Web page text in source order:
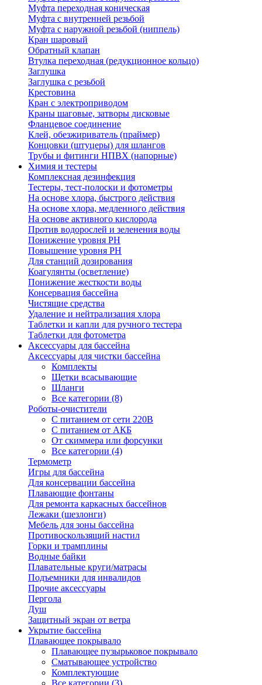
Муфта переходная коническая
Муфта с внутренней резьбой
Муфта с наружной резьбой (ниппель)
Кран шаровый
Обратный клапан
Втулка переходная (редукционное кольцо)
Заглушка
Заглушка с резьбой
Крестовина
Кран с электроприводом
Краны шаговые, затворы дисковые
Фланцевое соединение
Клей, обезжириватель (праймер)
Концовки (штуцеры) для шлангов
Трубы и фитинги НПВХ (напорные)
Химия и тестеры
Комплексная дезинфекция
Тестеры, тест-полоски и фотометры
На основе хлора, быстрого действия
На основе хлора, медленного действия
На основе активного кислорода
Против водорослей и зеленения воды
Понижение уровня РН
Повышение уровня РН
Для станций дозирования
Коагулянты (осветление)
Понижение жесткости воды
Консервация бассейна
Чистящие средства
Удаление и нейтрализация хлора
Таблетки и капли для ручного тестера
Таблетки для фотометра
Аксессуары для бассейна
Аксессуары для чистки бассейна
Комплекты
Щетки всасывающие
Шланги
Все категории (8)
Роботы-очистители
С питанием от сети 220В
С питанием от АКБ
От скиммера или форсунки
Все категории (4)
Термометр
Игры для бассейна
Для консервации бассейна
Плавающие фонтаны
Для ремонта каркасных бассейнов
Лежаки (шезлонги)
Мебель для зоны бассейна
Противоскользящий настил
Горки и трамплины
Водные байки
Плавательные круги/матрасы
Подъемники для инвалидов
Прочие аксессуары
Пергола
Душ
Защитный экран от ветра
Укрытие бассейна
Плавающее покрывало
Плавающее пузырьковое покрывало
Сматывающее устройство
Комплектующие
Все категории (3)